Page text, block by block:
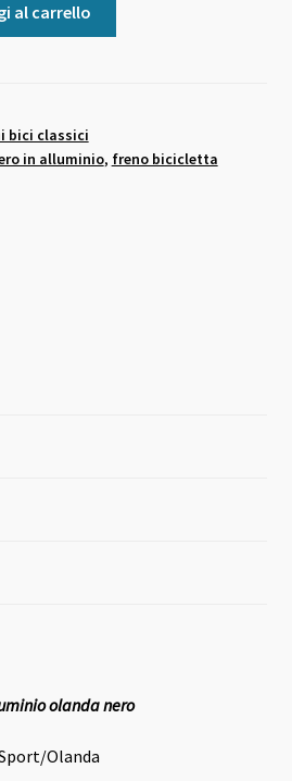
al carrello
bici classici
in alluminio, freno bicicletta
olanda nero
Olanda